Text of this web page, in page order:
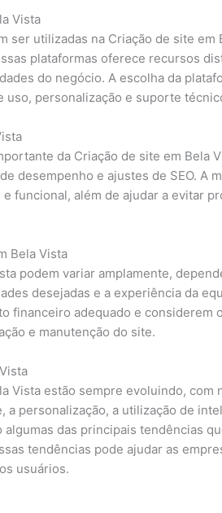
Vista
ser utilizadas na Criação de site em
plataformas oferece recursos
do negócio. A escolha da
uso, personalização e suporte
da Criação de site em Bela
desempenho e ajustes de SEO. A
funcional, além de ajudar a evitar
Bela Vista
podem variar amplamente,
desejadas e a experiência da
financeiro adequado e considerem
e manutenção do site.
Vista estão sempre evoluindo, com
a personalização, a utilização de
das principais tendências
tendências pode ajudar as
usuários.